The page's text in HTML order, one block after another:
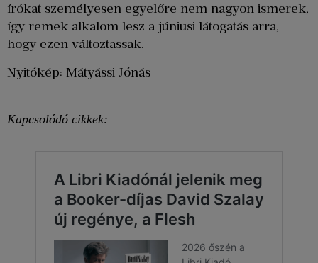
írókat személyesen egyelőre nem nagyon ismerek,
így remek alkalom lesz a júniusi látogatás arra,
hogy ezen változtassak.
Nyitókép: Mátyássi Jónás
Kapcsolódó cikkek: